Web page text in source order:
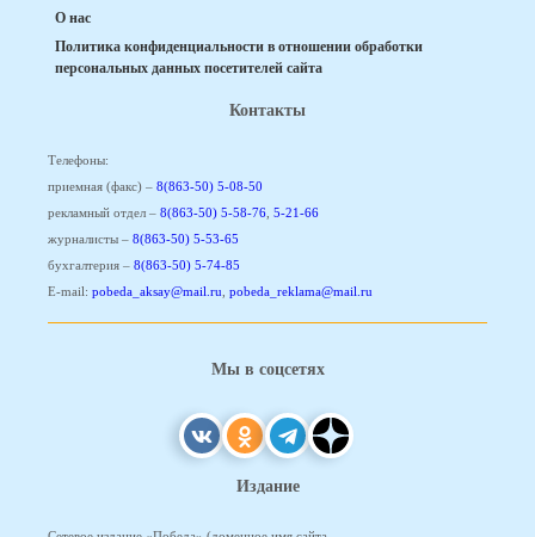
О нас
Политика конфиденциальности в отношении обработки
персональных данных посетителей сайта
Контакты
Телефоны:
приемная (факс) – 8(863-50) 5-08-50
рекламный отдел – 8(863-50) 5-58-76, 5-21-66
журналисты – 8(863-50) 5-53-65
бухгалтерия – 8(863-50) 5-74-85
E-mail: pobeda_aksay@mail.ru, pobeda_reklama@mail.ru
Мы в соцсетях
Издание